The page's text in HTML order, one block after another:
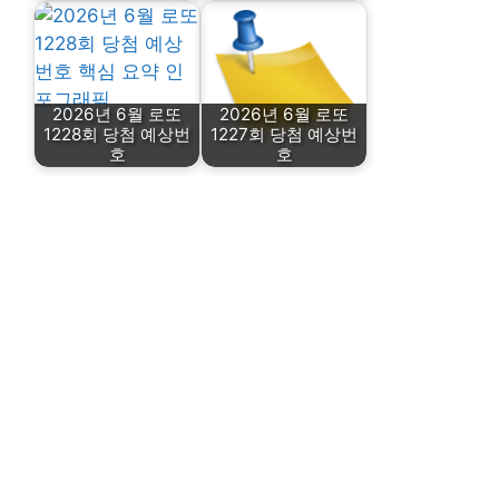
2026년 6월 로또
1228회 당첨 예상번
호
2026년 6월 로또
1227회 당첨 예상번
호